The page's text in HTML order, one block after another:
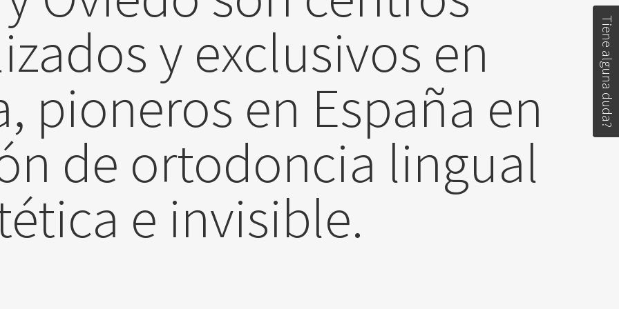
y exclusivos en
pioneros en España en
de ortodoncia lingual
e invisible.
Tiene alguna duda?